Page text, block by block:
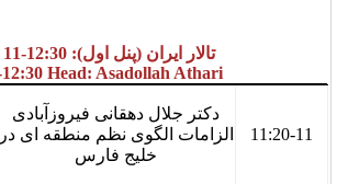
(Pannel 1): 11:00-12:30 Head:
دهقانی فیروزآبادی
نظم منطقه ای در
Dehghani Firooz
Abadi
The Requirements of
Order Pattern in